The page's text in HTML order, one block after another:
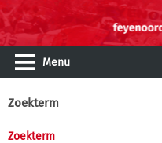
Menu
Zoekterm
Zoekterm